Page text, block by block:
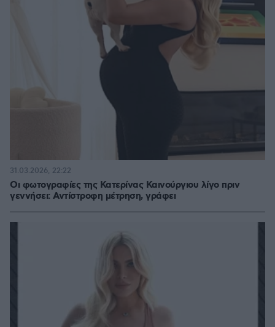
Οι φωτογραφίες της Κατερίνας Καινούργιου λίγο πριν
γεννήσει: Αντίστροφη μέτρηση, γράφει
31.03.2026, 22:22